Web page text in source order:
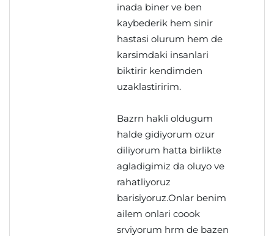
inada biner ve ben
kaybederik hem sinir
hastasi olurum hem de
karsimdaki insanlari
biktirir kendimden
uzaklastiririm.
Bazrn hakli oldugum
halde gidiyorum ozur
diliyorum hatta birlikte
agladigimiz da oluyo ve
rahatliyoruz
barisiyoruz.Onlar benim
ailem onlari coook
srviyorum hrm de bazen